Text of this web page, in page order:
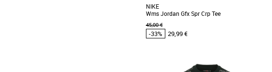
NIKE
Wms Jordan Gfx Spr Crp Tee
45,00 €
-33% 29,99 €